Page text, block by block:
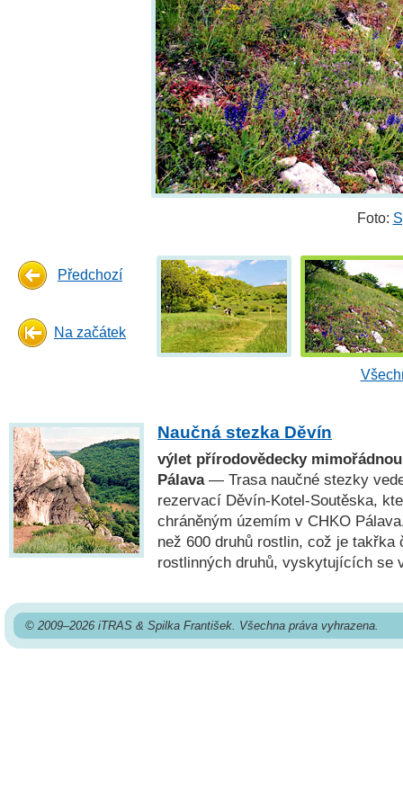
Foto:
Předchozí
Na začátek
Naučná stezka Děvín
výlet přírodovědecky
Pálava— Trasa naučné stezky
rezervací Děvín-Kotel-Soutěska,
chráněným územím v CHKO
než 600 druhů rostlin, což je takřka
rostlinných druhů, vyskytujících se
© 2009–2026 iTRAS & Spilka František. Všechna práva vyhrazena.